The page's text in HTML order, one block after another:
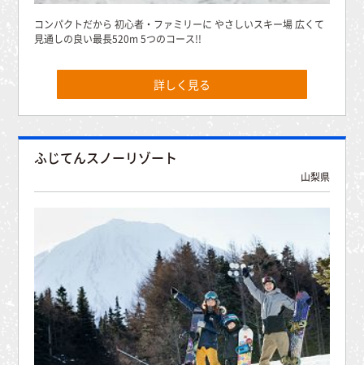
コンパクトだから 初心者・ファミリーに やさしいスキー場 広くて
見通しの良い最長520m 5つのコース!!
詳しく見る
ふじてんスノーリゾート
山梨県